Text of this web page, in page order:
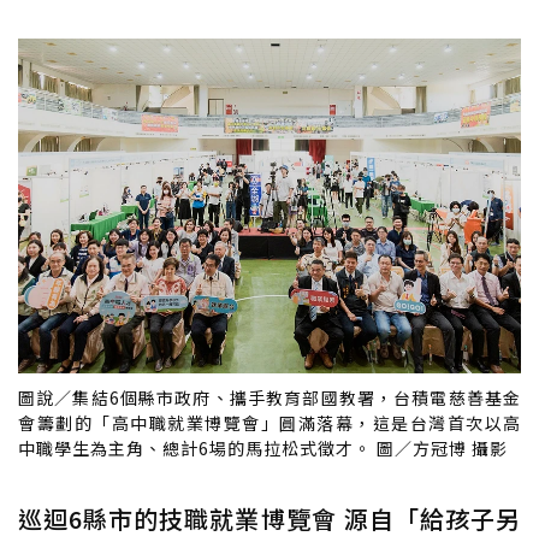
圖說／集結6個縣市政府、攜手教育部國教署，台積電慈善基金
會籌劃的「高中職就業博覽會」圓滿落幕，這是台灣首次以高
中職學生為主角、總計6場的馬拉松式徵才。 圖／方冠博 攝影
巡迴6縣市的技職就業博覽會 源自「給孩子另